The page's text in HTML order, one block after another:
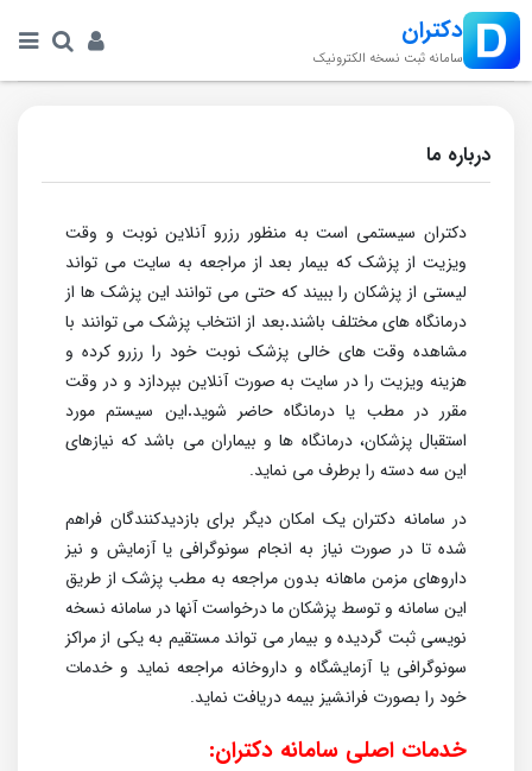
دکتران
سامانه ثبت نسخه الکترونیک
درباره ما
دکتران سیستمی است به منظور رزرو آنلاین نوبت و وقت
ویزیت از پزشک که بیمار بعد از مراجعه به سایت می تواند
لیستی از پزشکان را ببیند که حتی می توانند این پزشک ها از
درمانگاه های مختلف باشند.بعد از انتخاب پزشک می توانند با
مشاهده وقت های خالی پزشک نوبت خود را رزرو کرده و
هزینه ویزیت را در سایت به صورت آنلاین بپردازد و در وقت
مقرر در مطب یا درمانگاه حاضر شوید.این سیستم مورد
استقبال پزشکان، درمانگاه ها و بیماران می باشد که نیازهای
این سه دسته را برطرف می نماید.
در سامانه دکتران یک امکان دیگر برای بازدیدکنندگان فراهم
شده تا در صورت نیاز به انجام سونوگرافی یا آزمایش و نیز
داروهای مزمن ماهانه بدون مراجعه به مطب پزشک از طریق
این سامانه و توسط پزشکان ما درخواست آنها در سامانه نسخه
نویسی ثبت گردیده و بیمار می تواند مستقیم به یکی از مراکز
سونوگرافی یا آزمایشگاه و داروخانه مراجعه نماید و خدمات
خود را بصورت فرانشیز بیمه دریافت نماید.
خدمات اصلی سامانه دکتران: